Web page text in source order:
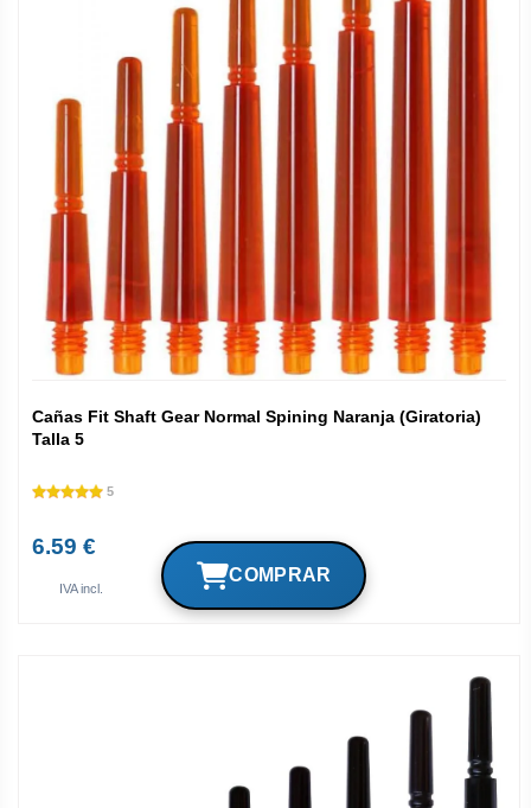
Cañas Fit Shaft Gear Normal Spining Naranja (Giratoria)
Talla 5
5
6.59 €
IVA incl.